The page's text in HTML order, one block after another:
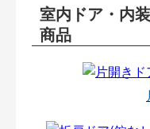
室内ドア・内
商品